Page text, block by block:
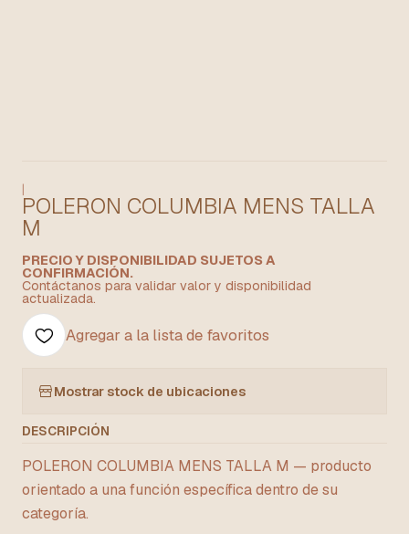
|
POLERON COLUMBIA MENS TALLA
M
PRECIO Y DISPONIBILIDAD SUJETOS A
CONFIRMACIÓN.
Contáctanos para validar valor y disponibilidad
actualizada.
Agregar a la lista de favoritos
Mostrar stock de ubicaciones
DESCRIPCIÓN
POLERON COLUMBIA MENS TALLA M — producto
orientado a una función específica dentro de su
categoría.